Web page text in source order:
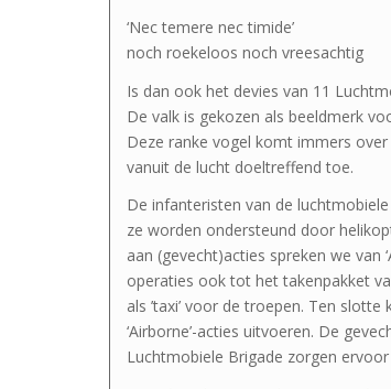
‘Nec temere nec timide’
noch roekeloos noch vreesachtig
Is dan ook het devies van 11
De valk is gekozen als beeldmerk
Deze ranke vogel komt immers
vanuit de lucht doeltreffend toe.
De infanteristen van de
ze worden ondersteund door
aan (gevecht)acties spreken we van
operaties ook tot het takenpakket
als ’taxi’ voor de troepen. Ten
‘Airborne’-acties uitvoeren. De
Luchtmobiele Brigade zorgen